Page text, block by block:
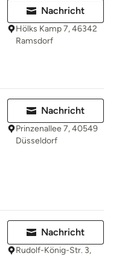
Nachricht
Hölks Kamp 7, 46342
Ramsdorf
Nachricht
Prinzenallee 7, 40549
Düsseldorf
Nachricht
Rudolf-König-Str. 3,